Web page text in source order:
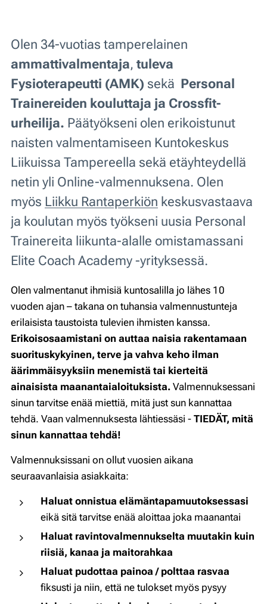
Olen 34-vuotias tamperelainen
ammattivalmentaja, tuleva
Fysioterapeutti (AMK) sekä Personal
Trainereiden kouluttaja ja Crossfit-
urheilija. Päätyökseni olen erikoistunut
naisten valmentamiseen Kuntokeskus
Liikuissa Tampereella sekä etäyhteydellä
netin yli Online-valmennuksena. Olen
myös Liikku Rantaperkiön keskusvastaava
ja koulutan myös työkseni uusia Personal
Trainereita liikunta-alalle omistamassani
Elite Coach Academy -yrityksessä.
Olen valmentanut ihmisiä kuntosalilla jo lähes 10
vuoden ajan – takana on tuhansia valmennustunteja
erilaisista taustoista tulevien ihmisten kanssa.
Erikoisosaamistani on auttaa naisia rakentamaan
suorituskykyinen, terve ja vahva keho ilman
äärimmäisyyksiin menemistä tai kierteitä
ainaisista maanantaialoituksista. Valmennuksessani
sinun tarvitse enää miettiä, mitä just sun kannattaa
tehdä. Vaan valmennuksesta lähtiessäsi - TIEDÄT, mitä
sinun kannattaa tehdä!
Valmennuksissani on ollut vuosien aikana
seuraavanlaisia asiakkaita:
Haluat onnistua elämäntapamuutoksessasi
eikä sitä tarvitse enää aloittaa joka maanantai
Haluat ravintovalmennukselta muutakin kuin
riisiä, kanaa ja maitorahkaa
Haluat pudottaa painoa / polttaa rasvaa
fiksusti ja niin, että ne tulokset myös pysyy